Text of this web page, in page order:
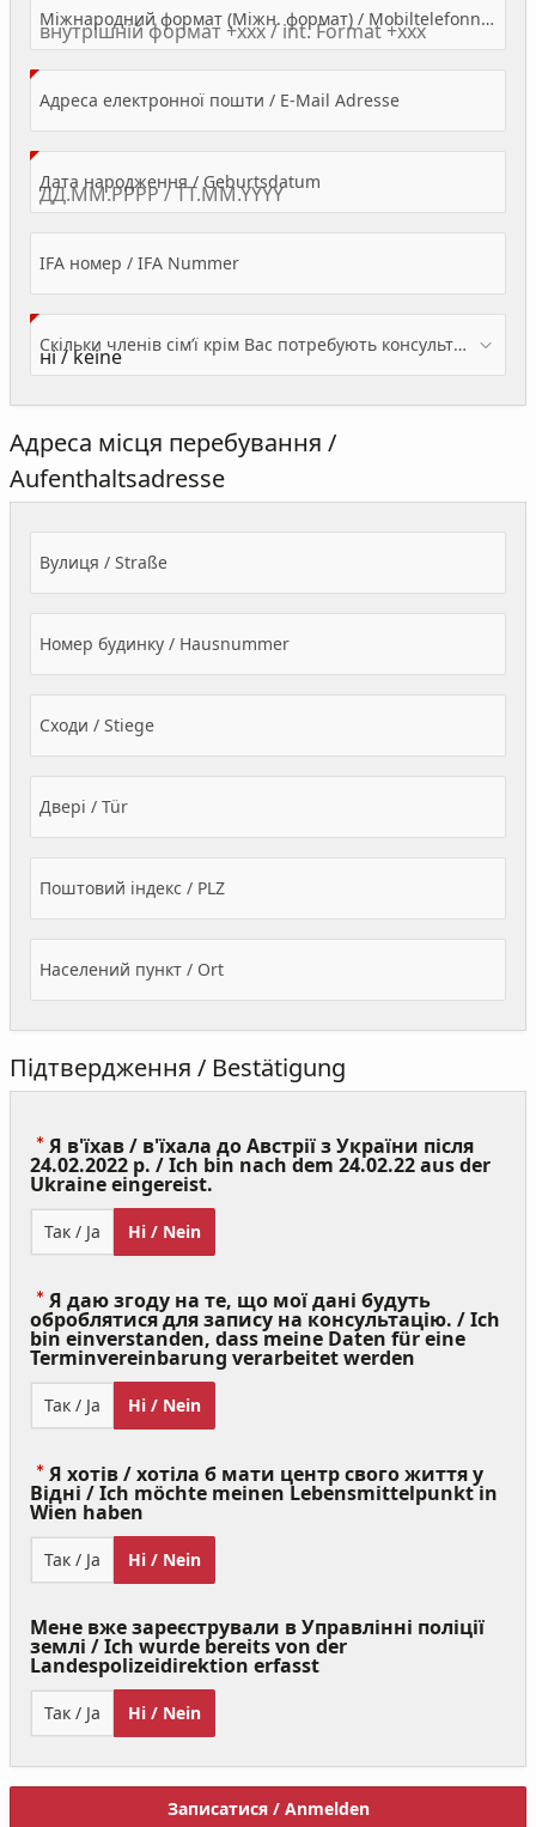
Міжнародний формат (Міжн. формат) / Mobiltelefonnummer
Адреса електронної пошти / E-Mail Adresse(Value Required)
Дата народження / Geburtsdatum
IFA номер / IFA Nummer
Скільки членів сім’ї крім Вас потребують консультації? / Wieviele Familienmitglieder brauchen Beratung - zusätzlich zu Ihnen?
Адреса місця перебування /
Aufenthaltsadresse
Вулиця / Straße
Номер будинку / Hausnummer
Сходи / Stiege
Двері / Tür
Поштовий індекс / PLZ
Населений пункт / Ort
Підтвердження / Bestätigung
Я в'їхав / в'їхала до Австрії з України після
24.02.2022 р. / Ich bin nach dem 24.02.22 aus der
Ukraine eingereist.
Required)
Так / Ja Ні / Nein
Я даю згоду на те, що мої дані будуть
оброблятися для запису на консультацію. / Ich
bin einverstanden, dass meine Daten für eine
Terminvereinbarung verarbeitet werden
Так / Ja Ні / Nein
Я хотів / хотіла б мати центр свого життя у
Відні / Ich möchte meinen Lebensmittelpunkt in
Wien haben
Required)
Так / Ja Ні / Nein
Мене вже зареєстрували в Управлінні поліції
землі / Ich wurde bereits von der
Landespolizeidirektion erfasst
Так / Ja Ні / Nein
Записатися / Anmelden